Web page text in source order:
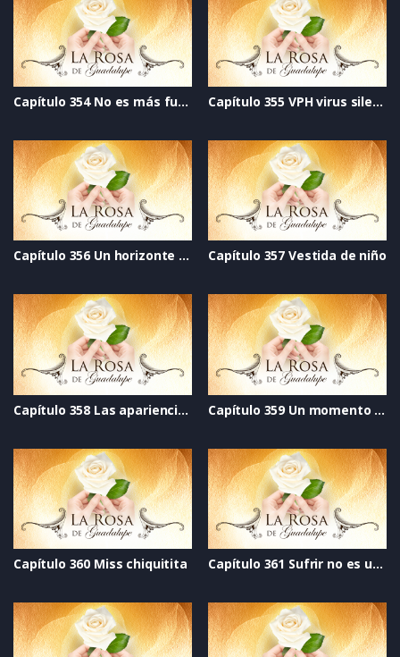
Capítulo 354 No es más fuerte que el amor Capítulo 355 VPH virus silencioso
Capítulo 356 Un horizonte distinto Capítulo 357 Vestida de niño
Capítulo 358 Las apariencias engañan Capítulo 359 Un momento de vida
Capítulo 360 Miss chiquitita Capítulo 361 Sufrir no es un destino